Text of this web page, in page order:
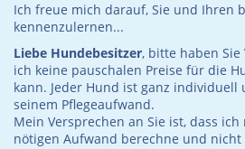
Ich freue mich darauf, Sie und Ihren
kennenzulernen...
Liebe Hundebesitzer, bitte haben
ich keine pauschalen Preise für die
kann. Jeder Hund ist ganz individuell
seinem Pflegeaufwand.
Mein Versprechen an Sie ist, dass
nötigen Aufwand berechne und